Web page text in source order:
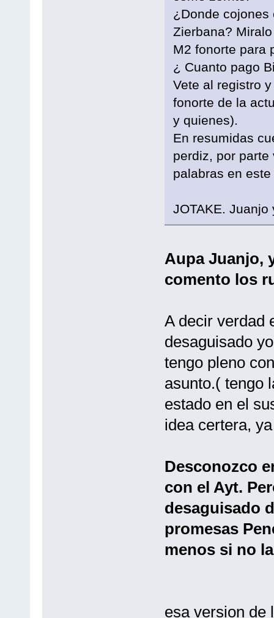
¿Donde cojones
Zierbana?
M2 fonorte para
¿ Cuanto pago
Vete al registro
fonorte de la
y quienes).
En resumidas
perdiz, por
palabras en
JOTAKE. Juanjo
Aupa Juanjo,
comento los
A decir verdad
desaguisado
tengo pleno
asunto.( tengo
estado en el
idea certera,
Desconozco
con el Ayt.
desaguisado
promesas
menos si no
esa version de